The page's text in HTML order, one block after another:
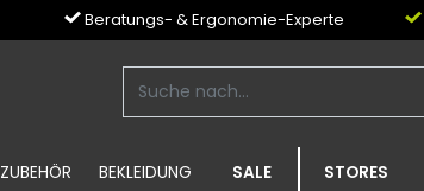
Beratungs- & Ergonomie-Experte
ZUBEHÖR BEKLEIDUNG SALE STORES